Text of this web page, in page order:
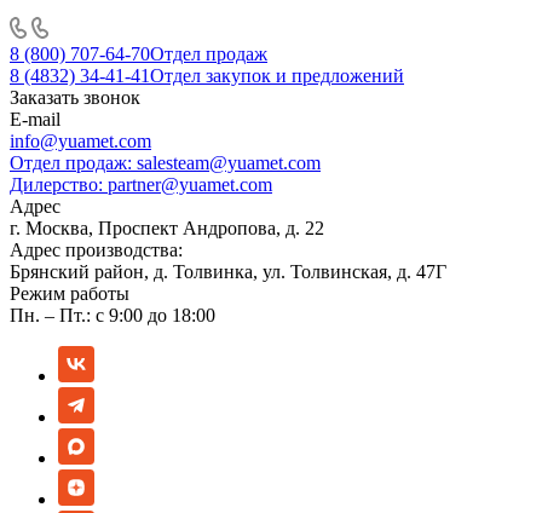
8 (800) 707-64-70Отдел продаж
8 (4832) 34-41-41Отдел закупок и предложений
Заказать звонок
E-mail
info@yuamet.com
Отдел продаж: salesteam@yuamet.com
Дилерство: partner@yuamet.com
Адрес
г. Москва, Проспект Андропова, д. 22
Адрес производства:
Брянский район, д. Толвинка, ул. Толвинская, д. 47Г
Режим работы
Пн. – Пт.: с 9:00 до 18:00